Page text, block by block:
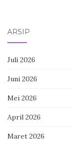
ARSIP
Juli 2026
Juni 2026
Mei 2026
April 2026
Maret 2026